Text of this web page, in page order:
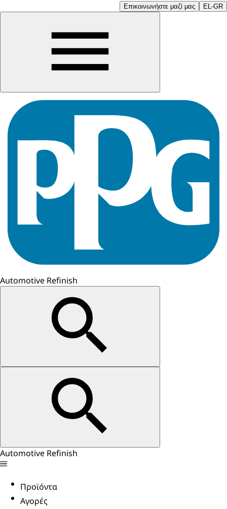
Επικοινωνήστε μαζί μας EL-GR
Automotive Refinish
Automotive Refinish
Προϊόντα
Αγορές